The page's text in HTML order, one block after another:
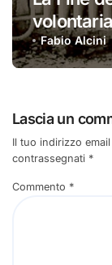
Fabio Alcini
Lascia un
Il tuo indirizzo
contrassegnati *
Commento *